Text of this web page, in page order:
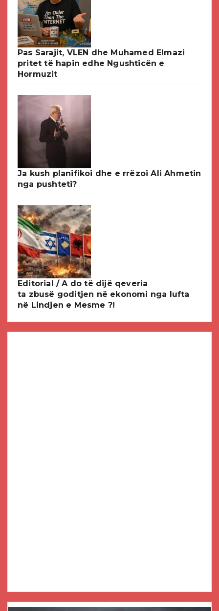
Pas Sarajit, VLEN dhe Muhamed Elmazi
pritet të hapin edhe Ngushticën e
Hormuzit
Ja kush planifikoi dhe e rrëzoi Ali Ahmetin
nga pushteti?
Editorial / A do të dijë qeveria
ta zbusë goditjen në ekonomi nga lufta
në Lindjen e Mesme ?!